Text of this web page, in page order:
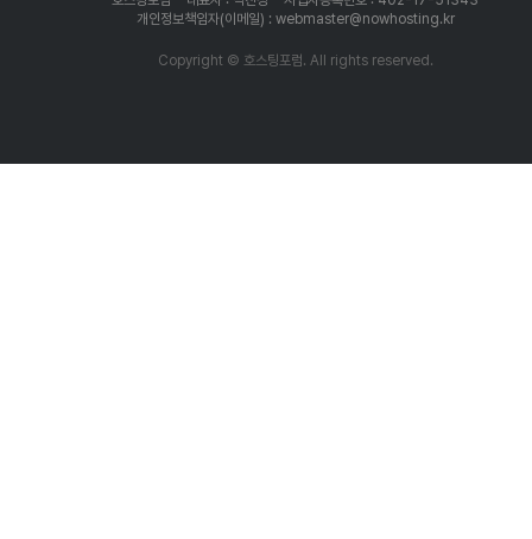
개인정보책임자(이메일) : webmaster@nowhosting.kr
Copyright © 호스팅포럼. All rights reserved.